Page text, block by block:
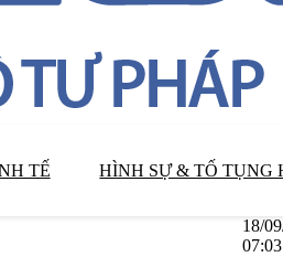
TẾ HÌNH SỰ & TỐ TỤNG
18/
07:03